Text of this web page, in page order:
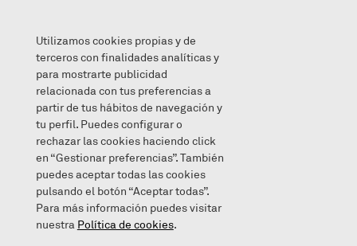
IPUIN KONTAKETAK
2021/04/16
Utilizamos cookies propias y de
terceros con finalidades analíticas y
para mostrarte publicidad
relacionada con tus preferencias a
partir de tus hábitos de navegación y
tu perfil. Puedes configurar o
rechazar las cookies haciendo click
en “Gestionar preferencias”. También
puedes aceptar todas las cookies
pulsando el botón “Aceptar todas”.
Para más información puedes visitar
nuestra Política de cookies.